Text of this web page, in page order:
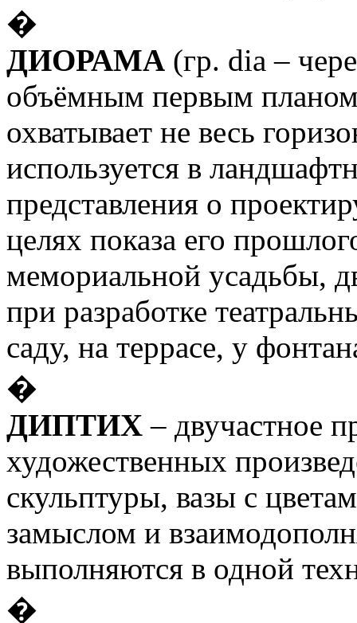
�
ДИОРАМА (гр. dia –
объёмным первым
охватывает не весь
используется в
представления о
целях показа его
мемориальной усадьбы,
при разработке
саду, на террасе, у
�
ДИПТИХ – двучастное
художественных
скульптуры, вазы с
замыслом и
выполняются в одной
�